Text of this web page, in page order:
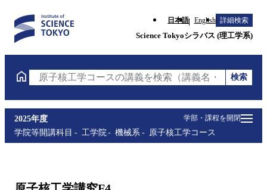
日本語 English 詳細検索
Science Tokyoシラバス (理工学系)
原子核工学コースの講義を検索（講義名・科目コード
検索
学部・課程を開閉
2025年度
学院等開講科目
工学院 機械系 原子核工学コース